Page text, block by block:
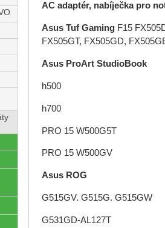
AC adaptér, nabíječka pro
Asus Tuf Gaming F15
FX505GT, FX505GD,
Asus ProArt StudioBook
h500
h700
PRO 15 W500G5T
PRO 15 W500GV
Asus ROG
G515GV. G515G. G515GW
G531GD-AL127T